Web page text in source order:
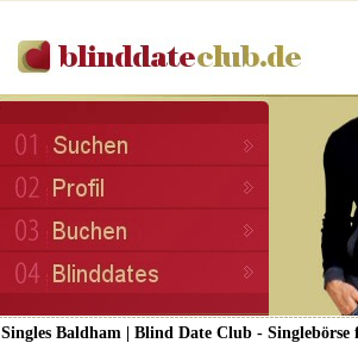
Singles Baldham | Blind Date Club -